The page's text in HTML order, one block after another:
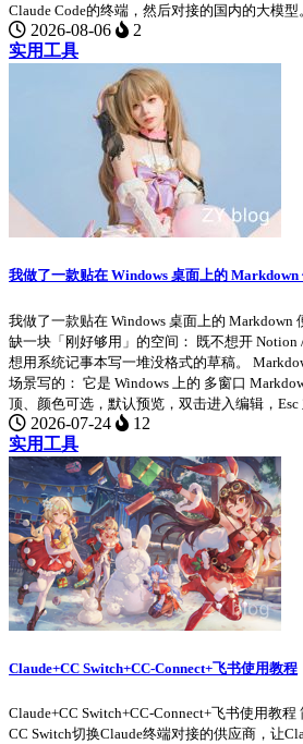
Claude Code的终端，然后对接的国内的大模
2026-08-06
2
实用工具
我做了一款贴在 Windows 桌面上的 Markdown
我做了一款贴在 Windows 桌面上的 Markdown
缺一块「刚好够用」的空间： 既不想开 Notion
想用系统记事本写一堆没格式的草稿。
场景写的： 它是 Windows 上的 多窗口
顶、颜色可选，默认预览，双击进入编辑，Esc
2026-07-24
12
实用工具
Claude+CC Switch+CC-Connect+飞书使用教程
Claude+CC Switch+CC-Connect+飞书使用教
CC Switch切换Claude终端对接的供应商，让